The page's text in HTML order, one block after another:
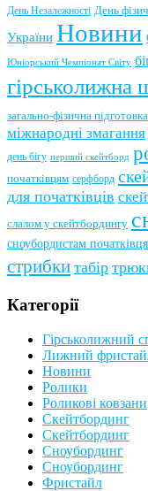
День Незалежності День
України Новини
Юніорський Чемпіонат Світу
гірськолижна
загально-фізична підготовка
міжнародні змагання
день бігу перший скейтборд
початківцям серфборд
для початківців
слалом у скейтбордингу
сноубордистам
стрибки табір
Категорії
Гірськолижний
Лижний
Новини
Ролики
Роликові ковзани
Скейтбординг
Скейтбординг
Сноубординг
Сноубординг
Фристайл